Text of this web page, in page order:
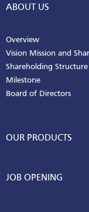
ABOUT US
Overview
Vision Mission and
Shareholding Structure
Milestone
Board of Directors
OUR PRODUCTS
JOB OPENING